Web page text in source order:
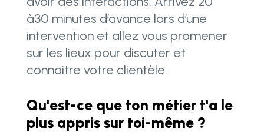
à30 minutes d’avance lors d’une
intervention et allez vous promener
sur les lieux pour discuter et
connaitre votre clientèle.
Qu'est-ce que ton métier t'a le
plus appris sur toi-même ?